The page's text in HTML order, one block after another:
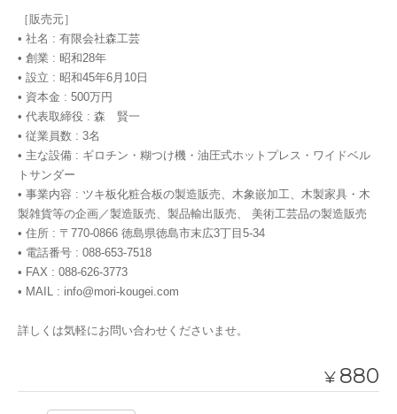
［販売元］
• 社名 : 有限会社森工芸
• 創業 : 昭和28年
• 設立 : 昭和45年6月10日
• 資本金 : 500万円
• 代表取締役 : 森 賢一
• 従業員数 : 3名
• 主な設備 : ギロチン・糊つけ機・油圧式ホットプレス・ワイドベル
トサンダー
• 事業内容 : ツキ板化粧合板の製造販売、木象嵌加工、木製家具・木
製雑貨等の企画／製造販売、製品輸出販売、 美術工芸品の製造販売
• 住所 : 〒770-0866 徳島県徳島市末広3丁目5-34
• 電話番号 : 088-653-7518
• FAX : 088-626-3773
• MAIL : info@mori-kougei.com
詳しくは気軽にお問い合わせくださいませ。
¥ 880